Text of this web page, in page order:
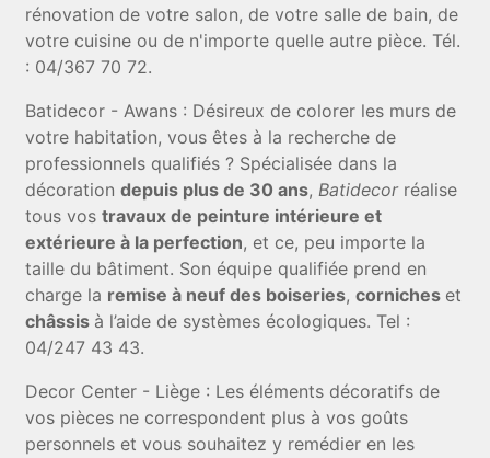
rénovation de votre salon, de votre salle de bain, de
votre cuisine ou de n'importe quelle autre pièce. Tél.
: 04/367 70 72.
Batidecor - Awans : Désireux de colorer les murs de
votre habitation, vous êtes à la recherche de
professionnels qualifiés ? Spécialisée dans la
décorationdepuis plus de 30 ans,Batidecor réalise
tous vostravaux de peinture intérieure et
extérieure à la perfection, et ce, peu importe la
taille du bâtiment. Son équipe qualifiée prend en
charge la remise à neuf des boiseries,corniches et
châssis à l’aide de systèmes écologiques. Tel :
04/247 43 43.
Decor Center - Liège : Les éléments décoratifs de
vos pièces ne correspondent plus à vos goûts
personnels et vous souhaitez y remédier en les